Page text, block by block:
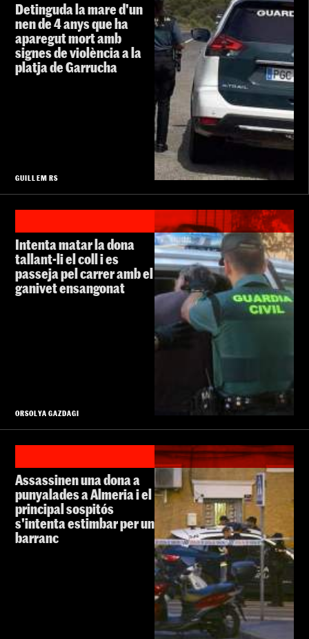
Detinguda la mare d'un
nen de 4 anys que ha
aparegut mort amb
signes de violència a la
platja de Garrucha
GUILLEM RS
Intenta matar la dona
tallant-li el coll i es
passeja pel carrer amb el
ganivet ensangonat
ORSOLYA GAZDAGI
Assassinen una dona a
punyalades a Almeria i el
principal sospitós
s'intenta estimbar per un
barranc